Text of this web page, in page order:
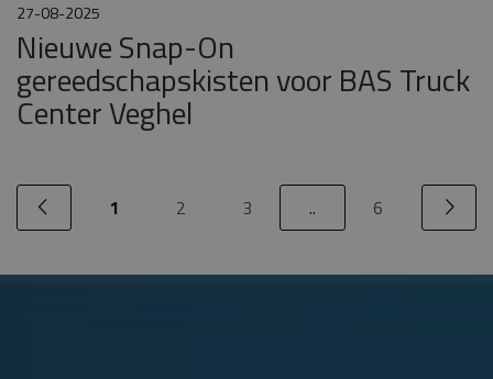
27-08-2025
Nieuwe Snap-On
gereedschapskisten voor BAS Truck
Center Veghel
1 2 3 .. 6